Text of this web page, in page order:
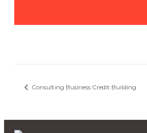
Consulting Business Credit Building